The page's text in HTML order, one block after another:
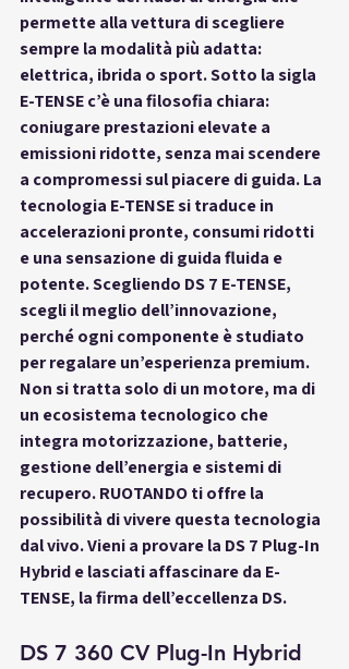
permette alla vettura di scegliere
sempre la modalità più adatta:
elettrica, ibrida o sport. Sotto la sigla
E-TENSE c’è una filosofia chiara:
coniugare prestazioni elevate a
emissioni ridotte, senza mai scendere
a compromessi sul piacere di guida. La
tecnologia E-TENSE si traduce in
accelerazioni pronte, consumi ridotti
e una sensazione di guida fluida e
potente. Scegliendo DS 7 E-TENSE,
scegli il meglio dell’innovazione,
perché ogni componente è studiato
per regalare un’esperienza premium.
Non si tratta solo di un motore, ma di
un ecosistema tecnologico che
integra motorizzazione, batterie,
gestione dell’energia e sistemi di
recupero. RUOTANDO ti offre la
possibilità di vivere questa tecnologia
dal vivo. Vieni a provare la DS 7 Plug-In
Hybrid e lasciati affascinare da E-
TENSE, la firma dell’eccellenza DS.
DS 7 360 CV Plug-In Hybrid